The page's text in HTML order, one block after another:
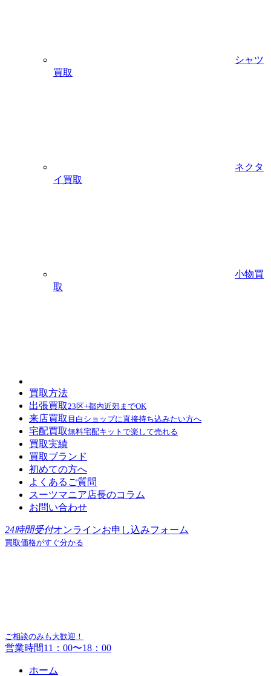
シャツ
買取
ネクタ
イ買取
小物買
取
買取方法
出張買取23区+都内近郊までOK
来店買取 目白ショップに直接持ち込みたい方へ
宅配買取無料宅配キットで楽して売れる
買取実績
買取ブランド
初めての方へ
よくあるご質問
スーツマニア店長のコラム
お問い合わせ
24時間受付オンラインお申し込みフォーム
買取価格がすぐ分かる
ご相談のみも大歓迎！
営業時間11：00〜18：00
ホーム